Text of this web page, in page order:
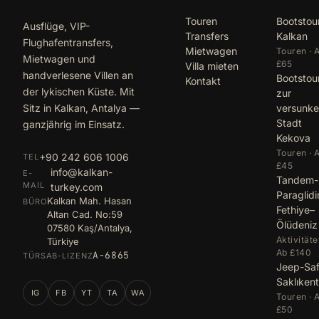
Ausflüge, VIP-
Flughafentransfers,
Mietwagen und
handverlesene Villen an
der lykischen Küste. Mit
Sitz in Kalkan, Antalya —
ganzjährig im Einsatz.
TEL+90 242 606 1006
E-
MAIL
info@kalkan-
turkey.com
BÜROKalkan Mah. Hasan
Altan Cad. No:59
07580 Kaş/Antalya,
Türkiye
TÜRSAB-LIZENZA-6865
IG FB YT TA WA
Touren
Transfers
Mietwagen
Villa mieten
Kontakt
Kalkan
Touren ·
£65
zur
Stadt
Kekova
Touren ·
£45
Tandem-
Fethiye–
Ölüdeniz
Ab £140
Jeep-
Saklıkent
Touren ·
£50